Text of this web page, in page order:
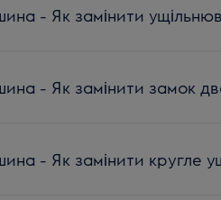
- Як замінити
- Як замінити замок
- Як замінити кругле